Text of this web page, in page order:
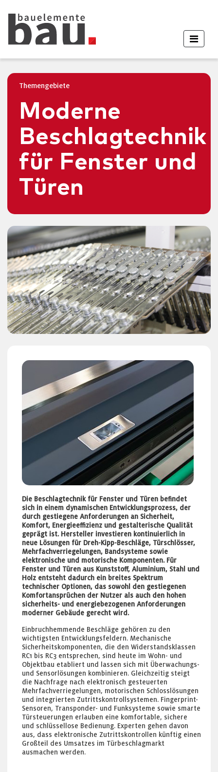
Themengebiete
Moderne
Beschlagtechnik
für Fenster und
Türen
Die Beschlagtechnik für Fenster und Türen befindet
sich in einem dynamischen Entwicklungsprozess, der
durch gestiegene Anforderungen an Sicherheit,
Komfort, Energieeffizienz und gestalterische Qualität
geprägt ist. Hersteller investieren kontinuierlich in
neue Lösungen für Dreh-Kipp-Beschläge, Türschlösser,
Mehrfachverriegelungen, Bandsysteme sowie
elektronische und motorische Komponenten. Für
Fenster und Türen aus Kunststoff, Aluminium, Stahl und
Holz entsteht dadurch ein breites Spektrum
technischer Optionen, das sowohl den gestiegenen
Komfortansprüchen der Nutzer als auch den hohen
sicherheits- und energiebezogenen Anforderungen
moderner Gebäude gerecht wird.
Einbruchhemmende Beschläge gehören zu den
wichtigsten Entwicklungsfeldern. Mechanische
Sicherheitskomponenten, die den Widerstandsklassen
RC1 bis RC3 entsprechen, sind heute im Wohn- und
Objektbau etabliert und lassen sich mit Überwachungs-
und Sensorlösungen kombinieren. Gleichzeitig steigt
die Nachfrage nach elektronisch gesteuerten
Mehrfachverriegelungen, motorischen Schlosslösungen
und integrierten Zutrittskontrollsystemen. Fingerprint-
Sensoren, Transponder- und Funksysteme sowie smarte
Türsteuerungen erlauben eine komfortable, sichere
und schlüssellose Bedienung. Experten gehen davon
aus, dass elektronische Zutrittskontrollen künftig einen
Großteil des Umsatzes im Türbeschlagmarkt
ausmachen werden.